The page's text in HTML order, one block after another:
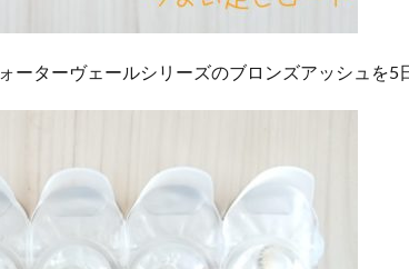
ーターヴェールシリーズのブロンズアッシュを5